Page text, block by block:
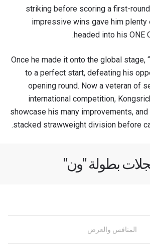
striking before scoring a first-
impressive wins gave him plenty
headed into his ONE
Once he made it onto the global stage,
to a perfect start, defeating his
opening round. Now a veteran of
international competition,
showcase his many improvements,
stacked strawweight division before
بطولة "ون"
المنافس والعرض
أينما ذهبت! اشترك الآن للوصول
وفتح العروض الخاصة والحصول على